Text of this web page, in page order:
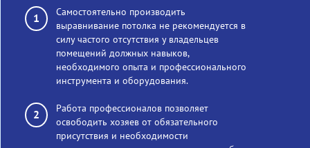
Самостоятельно производить
выравнивание потолка не рекомендуется в
силу частого отсутствия у владельцев
помещений должных навыков,
необходимого опыта и профессионального
инструмента и оборудования.
Работа профессионалов позволяет
освободить хозяев от обязательного
присутствия и необходимости